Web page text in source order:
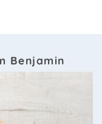
Benjamin